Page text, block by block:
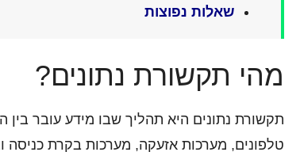
שאלות נפוצות
מהי תקשורת נתונים?
תקשורת נתונים היא תהליך שבו מידע עובר
טלפונים, מערכות אזעקה, מערכות בקרת כניסה